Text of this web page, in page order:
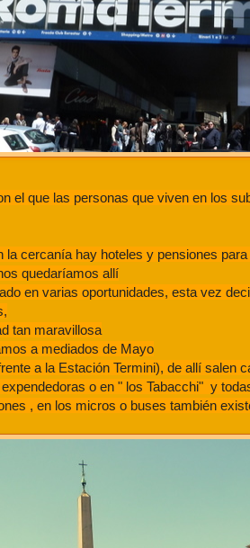
el que las personas que viven en los
cercanía hay hoteles y pensiones
quedaríamos allí
en varias oportunidades, esta vez
tan maravillosa
a mediados de Mayo
a la Estación Termini), de allí salen
o en " los Tabacchi" y
, en los micros o buses también